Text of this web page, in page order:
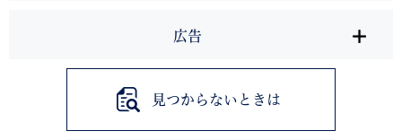
広告
見つからないときは